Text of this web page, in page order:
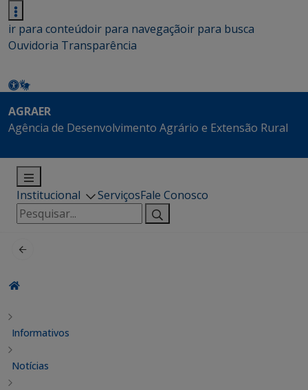
ir para conteúdoir para navegaçãoir para busca
Ouvidoria Transparência
AGRAER
Agência de Desenvolvimento Agrário e Extensão Rural
Institucional ServiçosFale Conosco
Pesquisar
por:
Informativos
Notícias